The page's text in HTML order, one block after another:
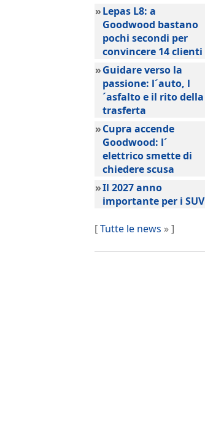
»Lepas L8: a
Goodwood bastano
pochi secondi per
convincere 14 clienti
»Guidare verso la
passione: l´auto, l
´asfalto e il rito della
trasferta
»Cupra accende
Goodwood: l´
elettrico smette di
chiedere scusa
»Il 2027 anno
importante per i SUV
[Tutte le news » ]